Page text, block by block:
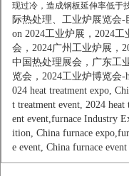
现过冷，造成钢板延伸率低于
际热处理、工业炉展览
on 2024工业炉展， 2024工
会， 2024广州工业炉展，
中国热处理展会，广东工
览会， 2024工业炉博览会-
024 heat treatment expo,
t treatment event, 2024 heat
ent event,furnace Industry
ition, China furnace expo,
e event, China furnace event